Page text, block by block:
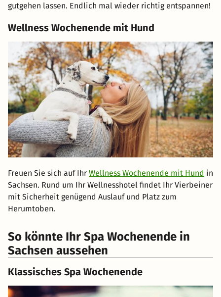
gutgehen lassen. Endlich mal wieder richtig entspannen!
Wellness Wochenende mit Hund
Freuen Sie sich auf Ihr Wellness Wochenende mit Hund in
Sachsen. Rund um Ihr Wellnesshotel findet Ihr Vierbeiner
mit Sicherheit genügend Auslauf und Platz zum
Herumtoben.
So könnte Ihr Spa Wochenende in
Sachsen aussehen
Klassisches Spa Wochenende